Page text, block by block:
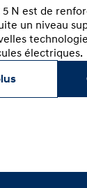
N est de
un niveau
électriques.